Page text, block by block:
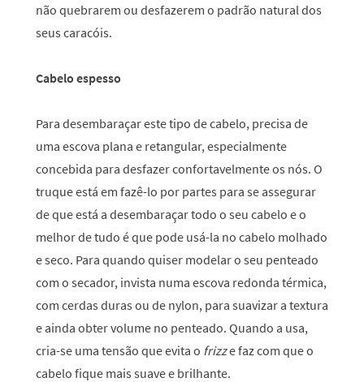
não quebrarem ou desfazerem o padrão natural dos
seus caracóis.
Cabelo espesso
Para desembaraçar este tipo de cabelo, precisa de
uma escova plana e retangular, especialmente
concebida para desfazer confortavelmente os nós. O
truque está em fazê-lo por partes para se assegurar
de que está a desembaraçar todo o seu cabelo e o
melhor de tudo é que pode usá-la no cabelo molhado
e seco. Para quando quiser modelar o seu penteado
com o secador, invista numa escova redonda térmica,
com cerdas duras ou de nylon, para suavizar a textura
e ainda obter volume no penteado. Quando a usa,
cria-se uma tensão que evita o frizze faz com que o
cabelo fique mais suave e brilhante.